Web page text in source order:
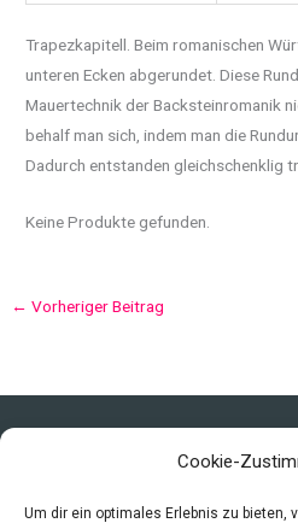
Cookie-
Um dir ein optimales Erlebnis zu bieten,
Trapezkapitell. Beim romanischen
unteren Ecken abgerundet.Diese
Mauertechnik der Backsteinromanik
behalf man sich, indem man die
Dadurch entstanden gleichschenklig
Keine Produkte gefunden.
← Vorheriger Beitrag
Copyright © 2026 Mittelalter - Alltag,
Datenschutzerklärung